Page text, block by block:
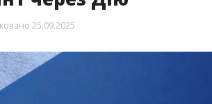
25.09.2025